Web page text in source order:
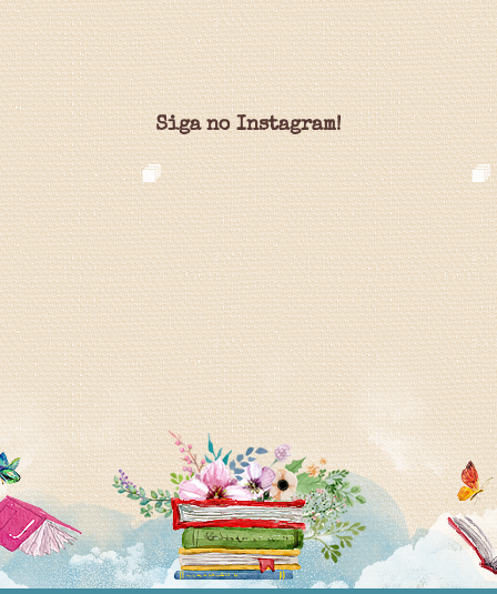
Siga no Instagram!